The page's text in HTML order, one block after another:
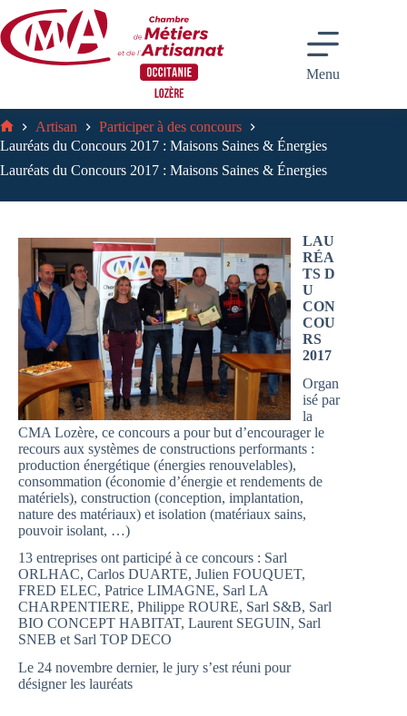
au
contenu
Menu
Accueil
Artisan
Participer à des concours
Lauréats du Concours 2017 : Maisons Saines & Énergies
Lauréats du Concours 2017 : Maisons Saines & Énergies
LAU
RÉA
TSD
U
CON
COU
RS
2017
Organ
isé par
la
CMA Lozère, ce concours a pour but d’encourager le
recours aux systèmes de constructions performants :
production énergétique (énergies renouvelables),
consommation (économie d’énergie et rendements de
matériels), construction (conception, implantation,
nature des matériaux) et isolation (matériaux sains,
pouvoir isolant, …)
13 entreprises ont participé à ce concours : Sarl
ORLHAC, Carlos DUARTE, Julien FOUQUET,
FRED ELEC, Patrice LIMAGNE, Sarl LA
CHARPENTIERE, Philippe ROURE, Sarl S&B, Sarl
BIO CONCEPT HABITAT, Laurent SEGUIN, Sarl
SNEB et Sarl TOP DECO
Le 24 novembre dernier, le jury s’est réuni pour
désigner les lauréats